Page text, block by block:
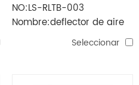
NO:LS-RLTB-003
Nombre:deflector de aire
Seleccionar